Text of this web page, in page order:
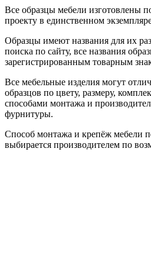
Все образцы мебели изготовлены
проекту в единственном
Образцы имеют названия для их
поиска по сайту, все названия
зарегистрированным товарным
Все мебельные изделия могут
образцов по цвету, размеру,
способами монтажа и
фурнитуры.
Способ монтажа и крепёж мебели
выбирается производителем по